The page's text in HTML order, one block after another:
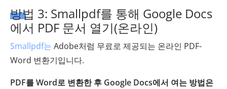
방법 3: Smallpdf를 통해 Google Docs
에서 PDF 문서 열기(온라인)
Smallpdf는 Adobe처럼 무료로 제공되는 온라인 PDF-
Word 변환기입니다.
PDF를 Word로 변환한 후 Google Docs에서 여는 방법은